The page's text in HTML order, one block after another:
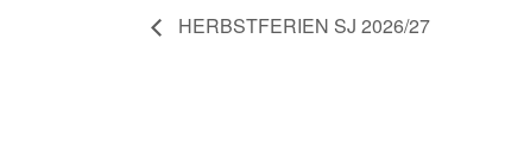
HERBSTFERIEN SJ 2026/27